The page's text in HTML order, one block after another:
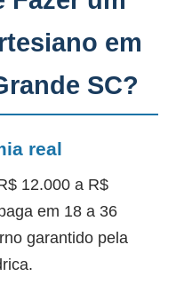
em
SC?
real
12.000 a R$
em 18 a 36
garantido pela